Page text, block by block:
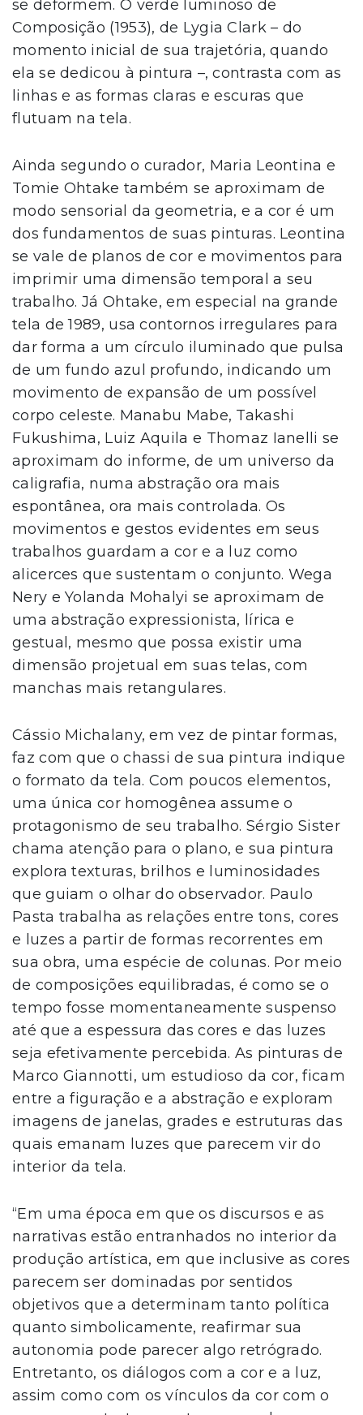
se deformem. O verde luminoso de
Composição (1953), de Lygia Clark – do
momento inicial de sua trajetória, quando
ela se dedicou à pintura –, contrasta com as
linhas e as formas claras e escuras que
flutuam na tela.
Ainda segundo o curador, Maria Leontina e
Tomie Ohtake também se aproximam de
modo sensorial da geometria, e a cor é um
dos fundamentos de suas pinturas. Leontina
se vale de planos de cor e movimentos para
imprimir uma dimensão temporal a seu
trabalho. Já Ohtake, em especial na grande
tela de 1989, usa contornos irregulares para
dar forma a um círculo iluminado que pulsa
de um fundo azul profundo, indicando um
movimento de expansão de um possível
corpo celeste. Manabu Mabe, Takashi
Fukushima, Luiz Aquila e Thomaz Ianelli se
aproximam do informe, de um universo da
caligrafia, numa abstração ora mais
espontânea, ora mais controlada. Os
movimentos e gestos evidentes em seus
trabalhos guardam a cor e a luz como
alicerces que sustentam o conjunto. Wega
Nery e Yolanda Mohalyi se aproximam de
uma abstração expressionista, lírica e
gestual, mesmo que possa existir uma
dimensão projetual em suas telas, com
manchas mais retangulares.
Cássio Michalany, em vez de pintar formas,
faz com que o chassi de sua pintura indique
o formato da tela. Com poucos elementos,
uma única cor homogênea assume o
protagonismo de seu trabalho. Sérgio Sister
chama atenção para o plano, e sua pintura
explora texturas, brilhos e luminosidades
que guiam o olhar do observador. Paulo
Pasta trabalha as relações entre tons, cores
e luzes a partir de formas recorrentes em
sua obra, uma espécie de colunas. Por meio
de composições equilibradas, é como se o
tempo fosse momentaneamente suspenso
até que a espessura das cores e das luzes
seja efetivamente percebida. As pinturas de
Marco Giannotti, um estudioso da cor, ficam
entre a figuração e a abstração e exploram
imagens de janelas, grades e estruturas das
quais emanam luzes que parecem vir do
interior da tela.
“Em uma época em que os discursos e as
narrativas estão entranhados no interior da
produção artística, em que inclusive as cores
parecem ser dominadas por sentidos
objetivos que a determinam tanto política
quanto simbolicamente, reafirmar sua
autonomia pode parecer algo retrógrado.
Entretanto, os diálogos com a cor e a luz,
assim como com os vínculos da cor com o